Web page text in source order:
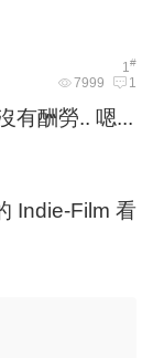
1#
7999 1
有酬勞.. 嗯...
Indie-Film 看